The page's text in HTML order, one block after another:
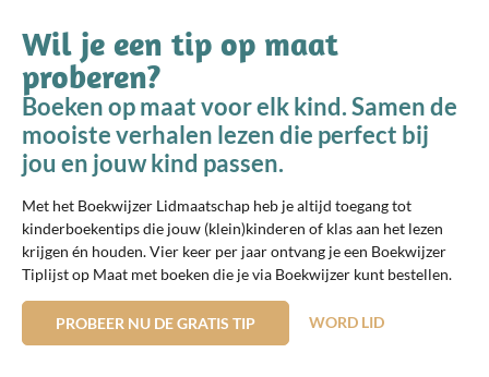
Wil je een tip op maat
proberen?
Boeken op maat voor elk kind. Samen de
mooiste verhalen lezen die perfect bij
jou en jouw kind passen.
Met het Boekwijzer Lidmaatschap heb je altijd toegang tot
kinderboekentips die jouw (klein)kinderen of klas aan het lezen
krijgen én houden. Vier keer per jaar ontvang je een Boekwijzer
Tiplijst op Maat met boeken die je via Boekwijzer kunt bestellen.
PROBEER NU DE GRATIS TIP WORD LID